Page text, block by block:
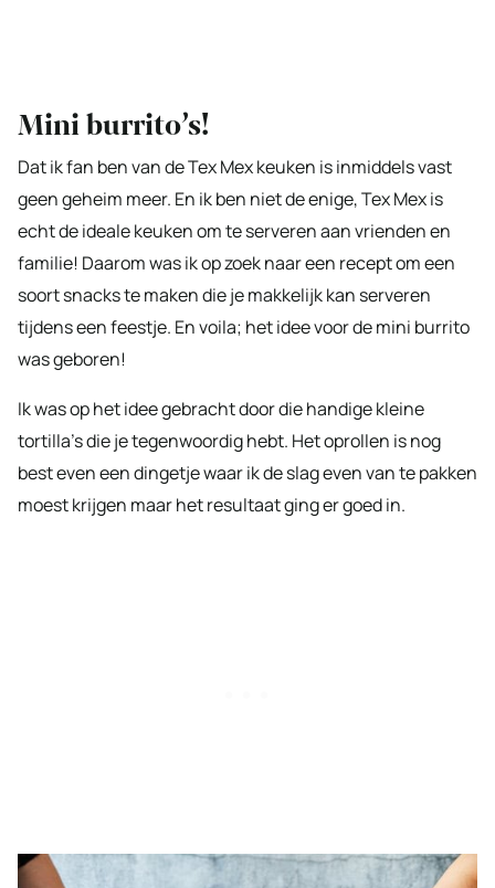
Mini burrito’s!
Dat ik fan ben van de Tex Mex keuken is inmiddels vast
geen geheim meer. En ik ben niet de enige, Tex Mex is
echt de ideale keuken om te serveren aan vrienden en
familie! Daarom was ik op zoek naar een recept om een
soort snacks te maken die je makkelijk kan serveren
tijdens een feestje. En voila; het idee voor de mini burrito
was geboren!
Ik was op het idee gebracht door die handige kleine
tortilla’s die je tegenwoordig hebt. Het oprollen is nog
best even een dingetje waar ik de slag even van te pakken
moest krijgen maar het resultaat ging er goed in.